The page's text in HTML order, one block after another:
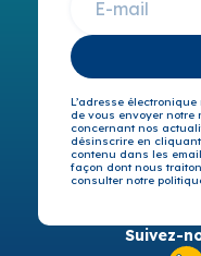
L’adresse
de vous envoyer notre
concernant nos
désinscrire en
contenu dans les
façon dont nous
consulter notre
Suivez-